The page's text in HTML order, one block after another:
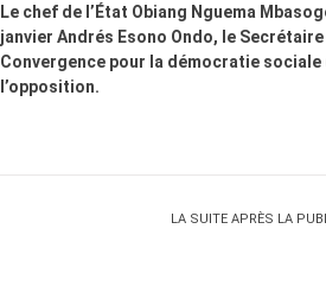
Le chef de l’État Obiang Nguema
janvier Andrés Esono Ondo, le
Convergence pour la démocratie sociale
l’opposition.
LA SUITE APRÈS LA